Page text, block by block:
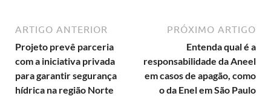
ARTIGO ANTERIOR
Projeto prevê parceria
com a iniciativa privada
para garantir segurança
hídrica na região Norte
PRÓXIMO ARTIGO
Entenda qual é a
responsabilidade da Aneel
em casos de apagão, como
o da Enel em São Paulo